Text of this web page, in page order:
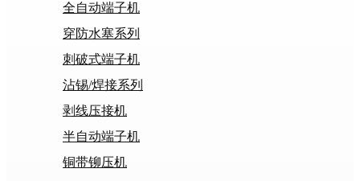
全自动端子机
穿防水塞系列
刺破式端子机
沾锡/焊接系列
剥线压接机
半自动端子机
铜带铆压机